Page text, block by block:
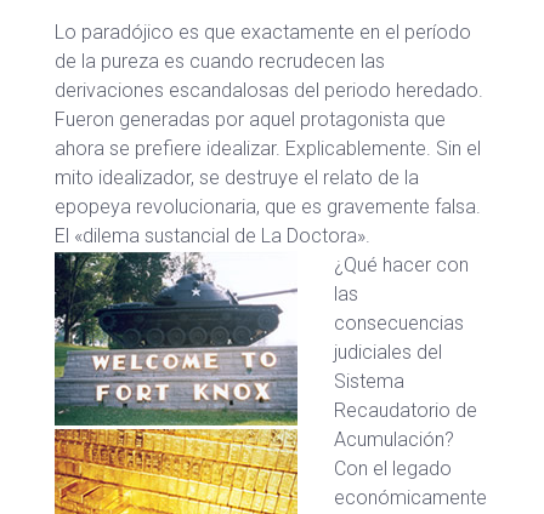
Lo paradójico es que exactamente en el período
de la pureza es cuando recrudecen las
derivaciones escandalosas del periodo heredado.
Fueron generadas por aquel protagonista que
ahora se prefiere idealizar. Explicablemente. Sin el
mito idealizador, se destruye el relato de la
epopeya revolucionaria, que es gravemente falsa.
El «dilema sustancial de La Doctora».
¿Qué hacer con
las
consecuencias
judiciales del
Sistema
Recaudatorio de
Acumulación?
Con el legado
económicamente